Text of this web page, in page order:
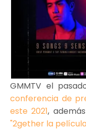
GMMTV el
conferencia de
este 2021,
"2gether la